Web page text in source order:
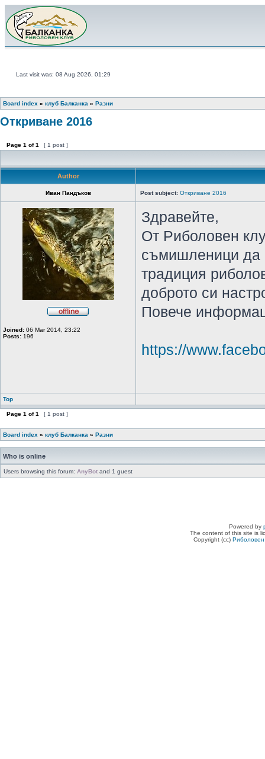
Last visit was: 08 Aug 2026, 01:29
Board index » клуб Балканка » Разни
Откриване 2016
Page 1 of1 [ 1 post ]
Author
Иван Пандъков Post subject: Откриване 2016
Joined: 06 Mar 2014, 23:22
Posts: 196
Здравейте,
От Риболовен
съмишленици да
традиция
доброто си
Повече
https://
Top
Page 1 of1 [ 1 post ]
Board index » клуб Балканка » Разни
Who is online
Users browsing this forum: AnyBot and 1 guest
Powered by
The content of this site is
Copyright (cc)